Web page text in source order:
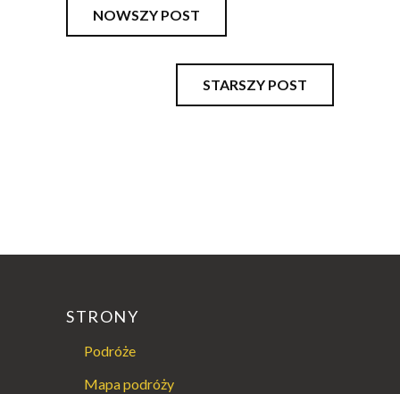
NOWSZY POST
STARSZY POST
STRONY
Podróże
Mapa podróży